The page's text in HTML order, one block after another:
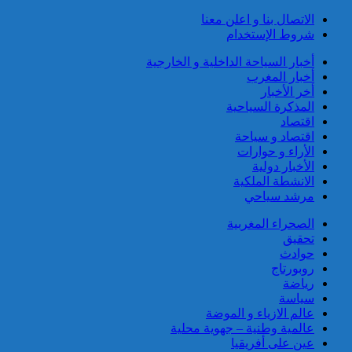
توقيف مواطن فرنسي من أصول
تونسية موضوع أمر دولي بإلقاء
القبض صادر عن السلطات
القضائية الفرنسية
إيفاد لجنة للبحث في ملابسات
وفاة 5 أشخاص بورش بناء سد
الاتصال بنا و اعلن معنا
شروط الإستخدام
أخبار السياحة الداخلية و الخارجية
أخبار المغرب
أخر الأخبار
المذكرة السياحية
اقتصاد
اقتصاد و سياحة
الأراء و حوارات
الأخبار دولية
الانشطة الملكية
مرشد سياحي
الصحراء المغربية
تحقيق
حوادث
روبورتاج
رياضة
سياسة
عالم الازياء و الموضة
عالمية وطنية – جهوية محلية
عين على أفريقيا